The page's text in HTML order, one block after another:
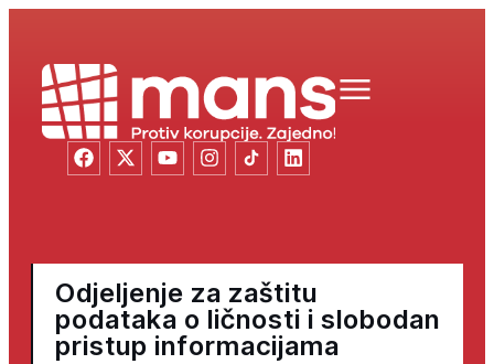
Odjeljenje za zaštitu
podataka o ličnosti i slobodan
pristup informacijama